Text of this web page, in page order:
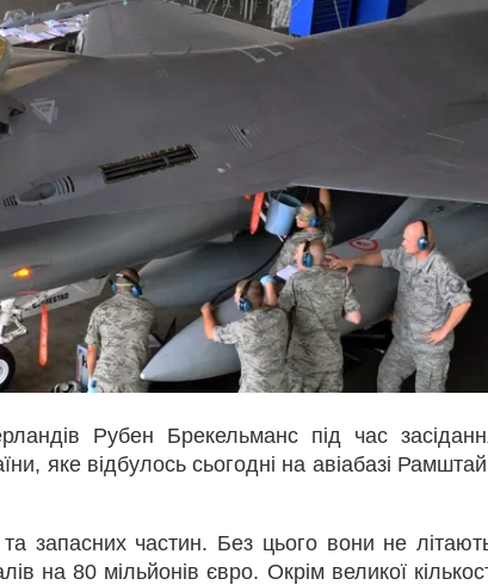
Рубен Брекельманс під час
яке відбулось сьогодні на авіабазі
запасних частин. Без цього вони не
на 80 мільйонів євро. Окрім великої